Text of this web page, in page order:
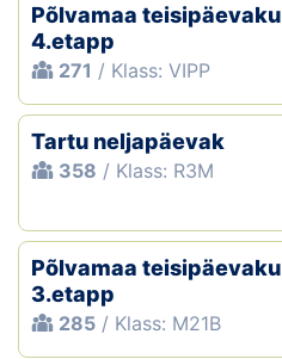
Põlvamaa teisipäevaku
4.etapp
271 / Klass: VIPP
Tartu neljapäevak
358 / Klass: R3M
Põlvamaa teisipäevaku
3.etapp
285 / Klass: M21B